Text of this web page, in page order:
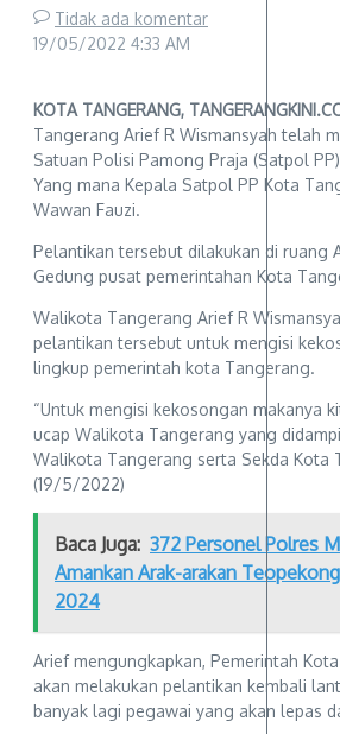
Tidak ada komentar
19/05/2022 4:33 AM
KOTA TANGERANG,
Tangerang Arief R Wismansyah telah
Satuan Polisi Pamong Praja (Satpol
Yang mana Kepala Satpol PP Kota
Wawan Fauzi.
Pelantikan tersebut dilakukan di ruang
Gedung pusat pemerintahan Kota
Walikota Tangerang Arief R
pelantikan tersebut untuk mengisi
lingkup pemerintah kota Tangerang.
“Untuk mengisi kekosongan makanya
ucap Walikota Tangerang yang
Walikota Tangerang serta Sekda Kota
(19/5/2022)
Baca Juga: 372 Personel Polres
Amankan Arak-arakan
2024
Arief mengungkapkan, Pemerintah
akan melakukan pelantikan kembali
banyak lagi pegawai yang akan lepas